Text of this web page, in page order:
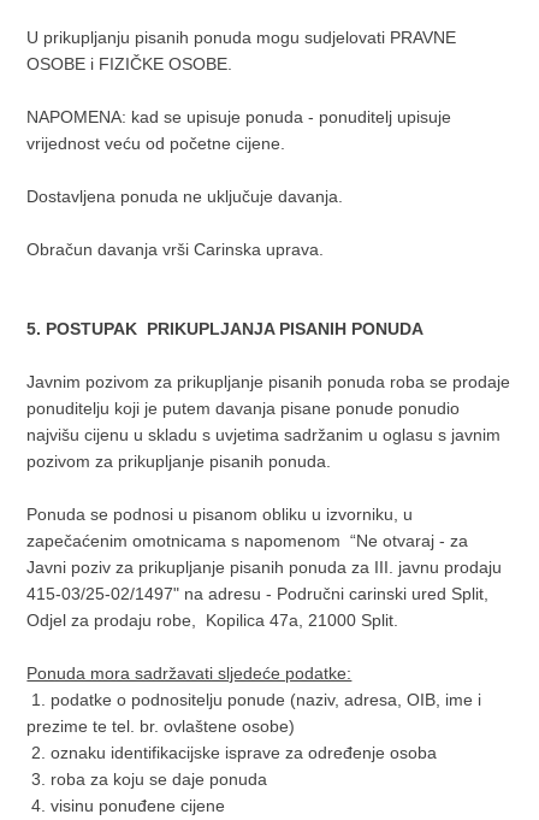
U prikupljanju pisanih ponuda mogu sudjelovati PRAVNE
OSOBE i FIZIČKE OSOBE.
NAPOMENA: kad se upisuje ponuda - ponuditelj upisuje
vrijednost veću od početne cijene.
Dostavljena ponuda ne uključuje davanja.
Obračun davanja vrši Carinska uprava.
5. POSTUPAK PRIKUPLJANJA PISANIH PONUDA
Javnim pozivom za prikupljanje pisanih ponuda roba se prodaje
ponuditelju koji je putem davanja pisane ponude ponudio
najvišu cijenu u skladu s uvjetima sadržanim u oglasu s javnim
pozivom za prikupljanje pisanih ponuda.
Ponuda se podnosi u pisanom obliku u izvorniku, u
zapečaćenim omotnicama s napomenom “Ne otvaraj - za
Javni poziv za prikupljanje pisanih ponuda za III. javnu prodaju
415-03/25-02/1497" na adresu - Područni carinski ured Split,
Odjel za prodaju robe, Kopilica 47a, 21000 Split.
Ponuda mora sadržavati sljedeće podatke:
1. podatke o podnositelju ponude (naziv, adresa, OIB, ime i
prezime te tel. br. ovlaštene osobe)
2. oznaku identifikacijske isprave za određenje osoba
3. roba za koju se daje ponuda
4. visinu ponuđene cijene